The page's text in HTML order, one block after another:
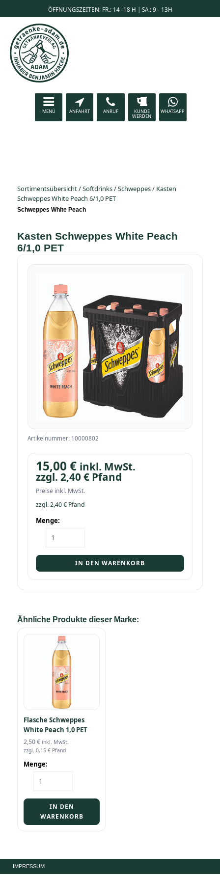
ÖFFNUNGSZEITEN: FR.: 14 -18 H | SA.: 9 - 13H
MENÜ ANFAHRT ANRUF KUNDE
WERDEN
WHATSAPP
Sortimentsübersicht/Softdrinks/Schweppes/ Kasten
Schweppes White Peach 6/1,0 PET
Schweppes White Peach
Kasten Schweppes White Peach
6/1,0 PET
Artikelnummer: 10000802
15,00 € inkl. MwSt.
zzgl. 2,40 € Pfand
Preise inkl. MwSt.
zzgl.2,40€ Pfand
Menge:
Kasten
Schweppes
6/1,0
PET
Menge
IN DEN WARENKORB
Ähnliche Produkte dieser Marke:
Flasche Schweppes
White Peach 1,0 PET
2,50€ inkl. MwSt.
zzgl. 0,15 € Pfand
Menge:
Flasche
Schweppes
Peach
1,0
PET
IN DEN
WARENKORB
IMPRESSUM